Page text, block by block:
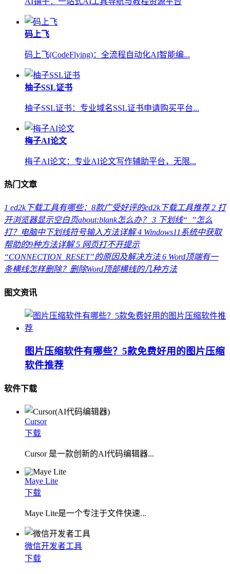
码上飞
码上飞(CodeFlying)：全流程自动化AI智能编...
柚子SSL证书
柚子SSL证书：专业域名SSL证书申请购买平台...
梅子AI论文
梅子AI论文：专业AI论文写作辅助平台，无限...
热门文章
1 ed2k下载工具有哪些：8款广受好评的ed2k下载工具推荐 2 打
开浏览器显示空白页about:blank怎么办？ 3 下划线“_”怎么
打？电脑中下划线符号输入方法详解 4 Windows11系统中获取
帮助的9种方法详解 5 网页打不开提示
“CONNECTION_RESET”的原因及解决方法 6 Word顶端有一
条横线怎样删除？删除Word顶部横线的几种方法
图文资讯
图片压缩软件有哪些？5款免费好用的图片压缩
软件推荐
软件下载
Cursor
下载
Cursor 是一款创新的AI代码编辑器...
Maye Lite
下载
​Maye Lite是一个专注于文件快速...
微信开发者工具
下载